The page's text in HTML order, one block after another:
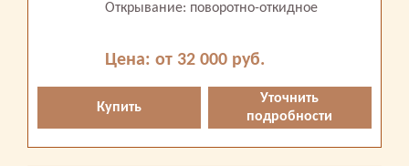
Открывание: поворотно-откидное
Цена: от 32 000 руб.
Купить
Уточнить
подробности